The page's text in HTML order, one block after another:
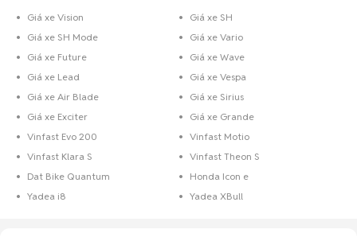
Giá xe Vision
Giá xe SH
Giá xe SH Mode
Giá xe Vario
Giá xe Future
Giá xe Wave
Giá xe Lead
Giá xe Vespa
Giá xe Air Blade
Giá xe Sirius
Giá xe Exciter
Giá xe Grande
Vinfast Evo 200
Vinfast Motio
Vinfast Klara S
Vinfast Theon S
Dat Bike Quantum
Honda Icon e
Yadea i8
Yadea XBull